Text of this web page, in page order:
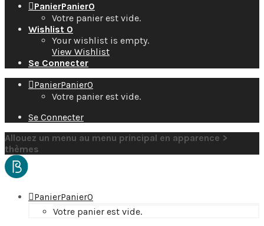
PanierPanier0
Votre panier est vide.
Wishlist 0
Your wishlist is empty.
View Wishlist
Se Connecter
PanierPanier0
Votre panier est vide.
Se Connecter
Allouez un menu au menu principal en apparence >
thèmes
PanierPanier0
Votre panier est vide.